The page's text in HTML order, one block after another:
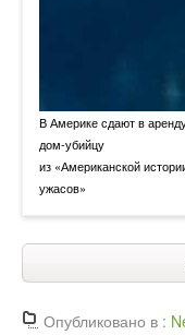
В Америке сдают в
дом-убийцу
из «Американской
ужасов»
Опубликовано в :